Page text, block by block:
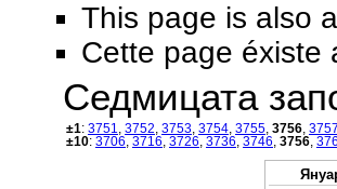
This page is also
Cette page éxiste
Седмицата
±1: 3751 3752 3753 3754 3755 3756 3757
±10: 3706 3716 3726 3736 3746 3756